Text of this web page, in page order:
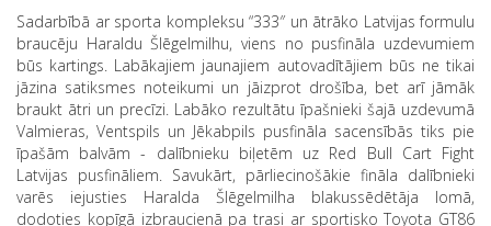
Sadarbībā ar sporta kompleksu “333″ un ātrāko Latvijas formulu
braucēju Haraldu Šlēgelmilhu, viens no pusfināla uzdevumiem
būs kartings. Labākajiem jaunajiem autovadītājiem būs ne tikai
jāzina satiksmes noteikumi un jāizprot drošība, bet arī jāmāk
braukt ātri un precīzi. Labāko rezultātu īpašnieki šajā uzdevumā
Valmieras, Ventspils un Jēkabpils pusfināla sacensībās tiks pie
īpašām balvām - dalībnieku biļetēm uz Red Bull Cart Fight
Latvijas pusfināliem. Savukārt, pārliecinošākie fināla dalībnieki
varēs iejusties Haralda Šlēgelmilha blakussēdētāja lomā,
dodoties kopīgā izbraucienā pa trasi ar sportisko Toyota GT86